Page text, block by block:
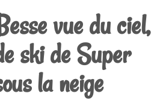
vue du ciel,
ski de Super
la neige